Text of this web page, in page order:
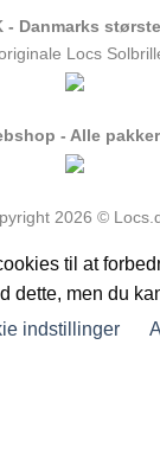
- Danmarks
Locs
- Alle
2026 ©
til at
dette, men du
indstillinger